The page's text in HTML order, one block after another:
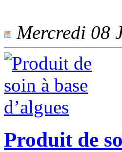
Mercredi 08
Produit de